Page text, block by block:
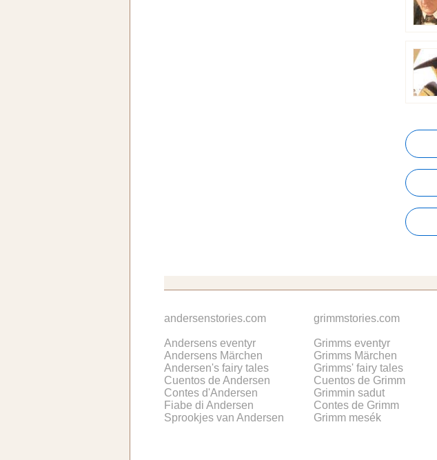
andersenstories.com
Andersens eventyr
Andersens Märchen
Andersen's fairy tales
Cuentos de Andersen
Contes d'Andersen
Fiabe di Andersen
Sprookjes van Andersen
grimmstories.com
Grimms eventyr
Grimms Märchen
Grimms' fairy tales
Cuentos de Grimm
Grimmin sadut
Contes de Grimm
Grimm mesék